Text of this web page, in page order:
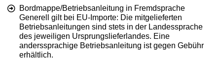
Bordmappe/Betriebsanleitung in Fremdsprache
Generell gilt bei EU-Importe: Die mitgelieferten
Betriebsanleitungen sind stets in der Landessprache
des jeweiligen Ursprungslieferlandes. Eine
anderssprachige Betriebsanleitung ist gegen Gebühr
erhältlich.